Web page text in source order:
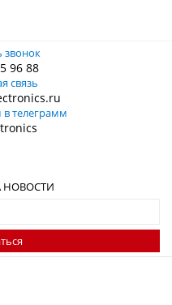
звонок
96 88
связь
телеграмм
НОВОСТИ